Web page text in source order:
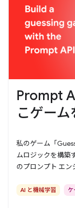
Prompt
こゲー
私のゲーム「
ムロジックを構築
のプロンプト エン
AI と機械学習 ケ